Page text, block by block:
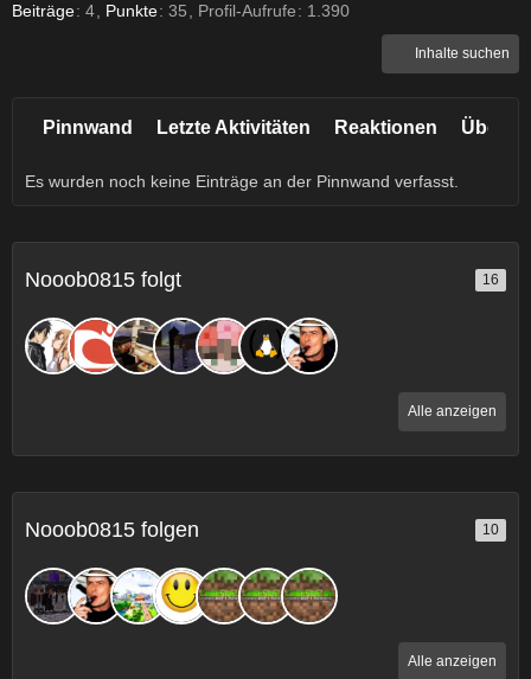
Beiträge 4 Punkte 35 Profil-Aufrufe 1.390
Inhalte suchen
Pinnwand Letzte Aktivitäten Reaktionen Über
Es wurden noch keine Einträge an der Pinnwand verfasst.
Nooob0815 folgt 16
Alle anzeigen
Nooob0815 folgen 10
Alle anzeigen